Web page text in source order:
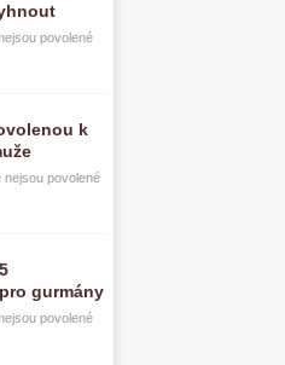
povolené
k
nejsou povolené
gurmány
povolené